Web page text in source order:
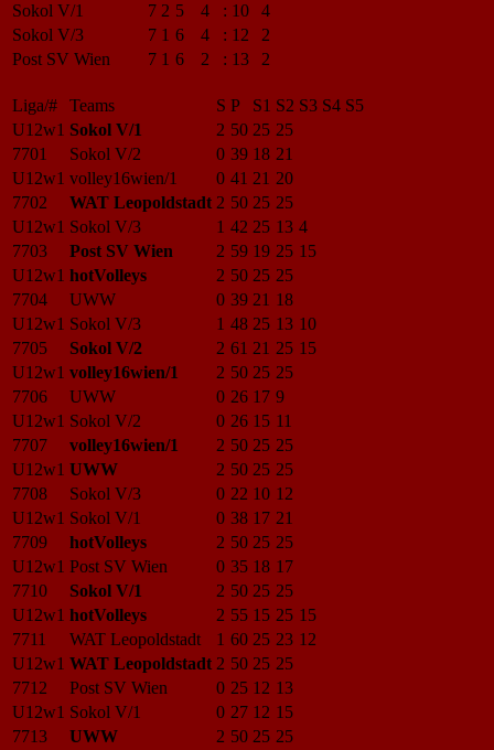
Sokol V/1
7 2 5 4 : 10
4
Sokol V/3
7 1 6 4 : 12
2
Post SV Wien
7 1 6 2 : 13 2
Liga/# Teams S P S1 S2 S3 S4 S5
U12w1 Sokol V/1 2 50 25 25
7701
Sokol V/2 0 39 18 21
U12w1 volley16wien/1 0 41 21 20
7702
WAT Leopoldstadt 2 50 25 25
U12w1 Sokol V/3 1 42 25 13 4
7703
Post SV Wien 2 59 19 25 15
U12w1 hotVolleys 2 50 25 25
7704
UWW 0 39 21 18
U12w1 Sokol V/3 1 48 25 13 10
7705
Sokol V/2 2 61 21 25 15
U12w1 volley16wien/1 2 50 25 25
7706
UWW 0 26 17 9
U12w1 Sokol V/2 0 26 15 11
7707
volley16wien/1 2 50 25 25
U12w1 UWW 2 50 25 25
7708
Sokol V/3 0 22 10 12
U12w1 Sokol V/1 0 38 17 21
7709
hotVolleys 2 50 25 25
U12w1 Post SV Wien 0 35 18 17
7710
Sokol V/1 2 50 25 25
U12w1 hotVolleys 2 55 15 25 15
7711
WAT Leopoldstadt 1 60 25 23 12
U12w1 WAT Leopoldstadt 2 50 25 25
7712
Post SV Wien 0 25 12 13
U12w1 Sokol V/1 0 27 12 15
7713
UWW 2 50 25 25